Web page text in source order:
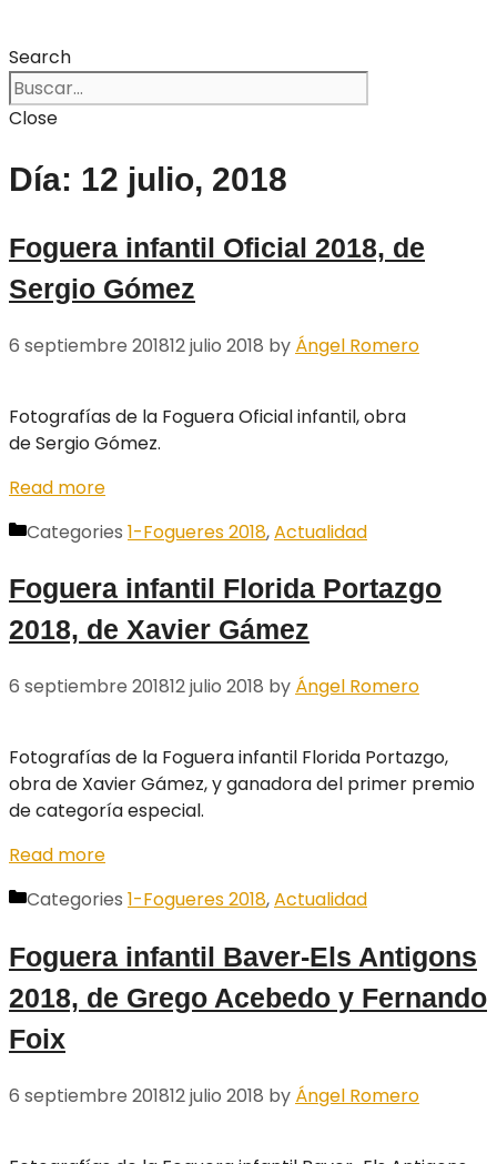
Search
Close
Día: 12 julio, 2018
Foguera infantil Oficial 2018, de
Sergio Gómez
6 septiembre 201812 julio 2018 by Ángel Romero
Fotografías de la Foguera Oficial infantil, obra
de Sergio Gómez.
Read more
Categories 1-Fogueres 2018,Actualidad
Foguera infantil Florida Portazgo
2018, de Xavier Gámez
6 septiembre 201812 julio 2018 by Ángel Romero
Fotografías de la Foguera infantil Florida Portazgo,
obra de Xavier Gámez, y ganadora del primer premio
de categoría especial.
Read more
Categories 1-Fogueres 2018,Actualidad
Foguera infantil Baver-Els Antigons
2018, de Grego Acebedo y Fernando
Foix
6 septiembre 201812 julio 2018 by Ángel Romero